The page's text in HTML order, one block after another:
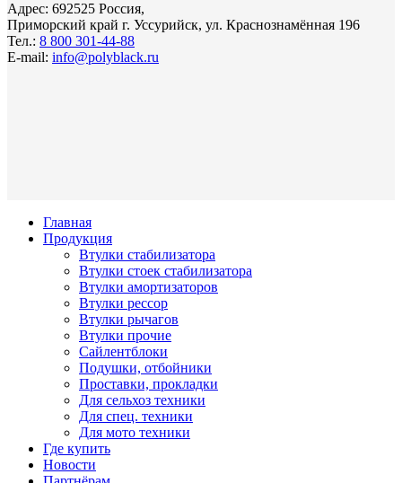
Адрес: 692525 Россия,
Приморский край г. Уссурийск, ул. Краснознамённая 196
Тел.: 8 800 301-44-88
E-mail: info@polyblack.ru
Главная
Продукция
Втулки стабилизатора
Втулки стоек стабилизатора
Втулки амортизаторов
Втулки рессор
Втулки рычагов
Втулки прочие
Сайлентблоки
Подушки, отбойники
Проставки, прокладки
Для сельхоз техники
Для спец. техники
Для мото техники
Где купить
Новости